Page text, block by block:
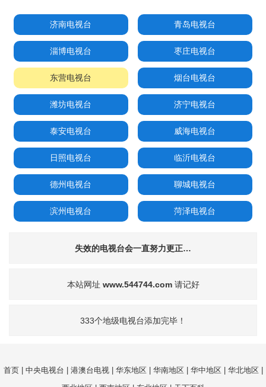
济南电视台 青岛电视台
淄博电视台 枣庄电视台
东营电视台 烟台电视台
潍坊电视台 济宁电视台
泰安电视台 威海电视台
日照电视台 临沂电视台
德州电视台 聊城电视台
滨州电视台 菏泽电视台
失效的电视台会一直努力更正…
本站网址 www.544744.com请记好
333个地级电视台添加完毕！
首页| 中央电视台 港澳台电视| 华东地区 华南地区 华中地区 华北地区